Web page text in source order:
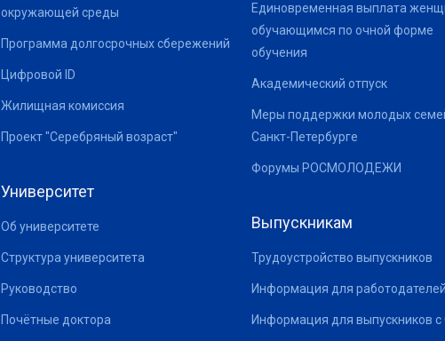
окружающей среды
Программа долгосрочных сбережений
Цифровой ID
Жилищная комиссия
Проект "Серебряный возраст"
Университет
Об университете
Структура университета
Руководство
Почётные доктора
Единовременная выплата
обучающимся по очной форме
обучения
Академический отпуск
Меры поддержки молодых
Санкт-Петербурге
Форумы РОСМОЛОДЕЖИ
Выпускникам
Трудоустройство выпускников
Информация для работодателей
Информация для выпускников с